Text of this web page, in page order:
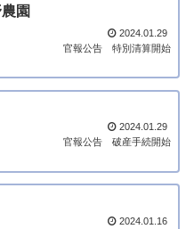
園
2024.01.29
官報公告
特別清算開始
2024.01.29
官報公告
破産手続開始
2024.01.16